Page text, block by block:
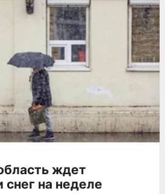
ждет
снег на неделе